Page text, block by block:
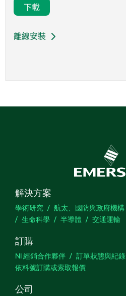
下載
離線安裝
解決方案
學術研究 航太、國防與政府機構
生命科學
半導體 交通運輸
訂購
NI 經銷合作夥伴 訂單狀態與紀錄
依料號訂購或索取報價
公司